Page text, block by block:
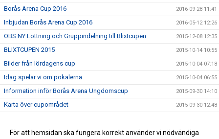
Borås Arena Cup 2016 2016-09-28 11:41
Inbjudan Borås Arena Cup 2016 2016-05-12 12:26
OBS NY Lottning och Gruppindelning till Blixtcupen 2015-12-08 12:35
BLIXTCUPEN 2015 2015-10-14 10:55
Bilder från lördagens cup 2015-10-04 07:18
Idag spelar vi om pokalerna 2015-10-04 06:55
Information inför Borås Arena Ungdomscup 2015-09-30 14:10
Karta över cupområdet 2015-09-30 12:48
Succé för Borås Arena Cup 3-4 oktober 2015-09-15 16:17
För att hemsidan ska fungera korrekt använder vi nödvändiga